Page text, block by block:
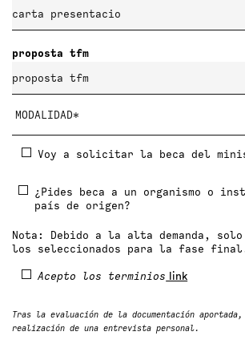
proposta tfm
Voy a solicitar la beca del
¿Pides beca a un organismo o
país de origen?
Nota: Debido a la alta demanda,
los seleccionados para la fase
Acepto los terminios link
Tras la evaluación de la documentación
realización de una entrevista personal.